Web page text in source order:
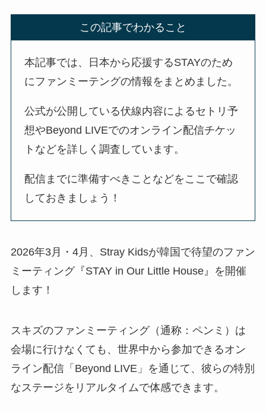
この記事でわかること
本記事では、日本から応援するSTAYのため
にファンミーテングの情報をまとめました。
公式が公開している伏線内容によるセトリ予
想やBeyond LIVEでのオンライン配信チケッ
トなどを詳しく調査しています。
配信までに準備すべきことなどをここで確認
しておきましょう！
2026年3月・4月、Stray Kidsが韓国で待望のファン
ミーティング『STAY in Our Little House』を開催
します！
スキズのファンミーティング（通称：ペンミ）は
会場に行けなくても、世界中から参加できるオン
ライン配信「Beyond LIVE」を通じて、彼らの特別
なステージをリアルタイムで体感できます。